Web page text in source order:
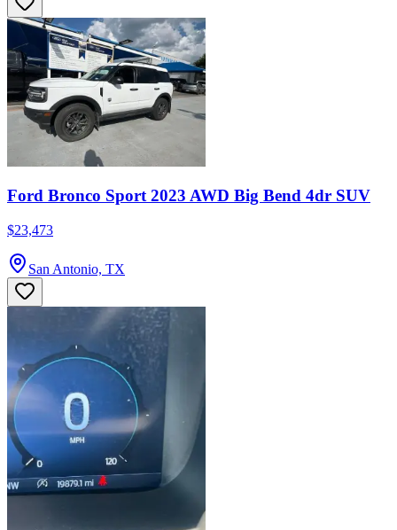
Ford Bronco Sport 2023 AWD Big Bend 4dr SUV
$23,473
San Antonio, TX